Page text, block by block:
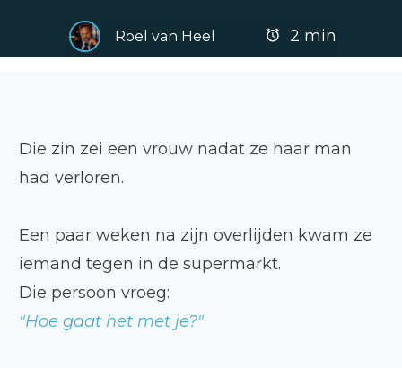
Roel van Heel 2 min
Die zin zei een vrouw nadat ze haar man
had verloren.
Een paar weken na zijn overlijden kwam ze
iemand tegen in de supermarkt.
Die persoon vroeg:
"Hoe gaat het met je?"